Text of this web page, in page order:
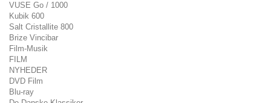
VUSE Go / 1000
Kubik 600
Salt Cristallite 800
Brize Vincibar
Film-Musik
FILM
NYHEDER
DVD Film
Blu-ray